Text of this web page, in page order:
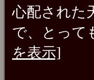
心配された
で、とって
を表示]